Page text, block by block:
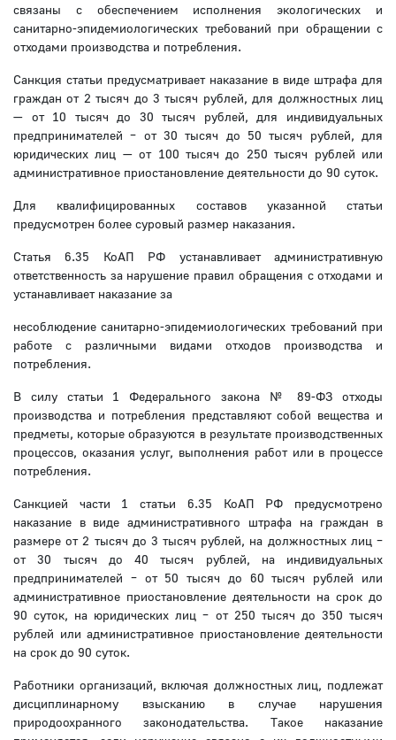
связаны с обеспечением исполнения экологических и
санитарно-эпидемиологических требований при обращении с
отходами производства и потребления.
Санкция статьи предусматривает наказание в виде штрафа для
граждан от 2 тысяч до 3 тысяч рублей, для должностных лиц
— от 10 тысяч до 30 тысяч рублей, для индивидуальных
предпринимателей – от 30 тысяч до 50 тысяч рублей, для
юридических лиц — от 100 тысяч до 250 тысяч рублей или
административное приостановление деятельности до 90 суток.
Для квалифицированных составов указанной статьи
предусмотрен более суровый размер наказания.
Статья 6.35 КоАП РФ устанавливает административную
ответственность за нарушение правил обращения с отходами и
устанавливает наказание за
несоблюдение санитарно-эпидемиологических требований при
работе с различными видами отходов производства и
потребления.
В силу статьи 1 Федерального закона № 89-ФЗ отходы
производства и потребления представляют собой вещества и
предметы, которые образуются в результате производственных
процессов, оказания услуг, выполнения работ или в процессе
потребления.
Санкцией части 1 статьи 6.35 КоАП РФ предусмотрено
наказание в виде административного штрафа на граждан в
размере от 2 тысяч до 3 тысяч рублей, на должностных лиц –
от 30 тысяч до 40 тысяч рублей, на индивидуальных
предпринимателей – от 50 тысяч до 60 тысяч рублей или
административное приостановление деятельности на срок до
90 суток, на юридических лиц – от 250 тысяч до 350 тысяч
рублей или административное приостановление деятельности
на срок до 90 суток.
Работники организаций, включая должностных лиц, подлежат
дисциплинарному взысканию в случае нарушения
природоохранного законодательства. Такое наказание